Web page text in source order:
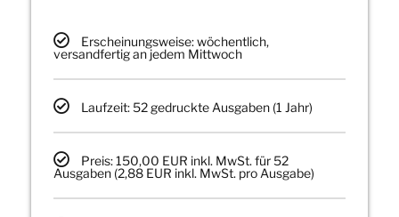
Erscheinungsweise: wöchentlich,
versandfertig an jedem Mittwoch
Laufzeit: 52 gedruckte Ausgaben (1 Jahr)
Preis: 150,00 EUR inkl. MwSt. für 52
Ausgaben (2,88 EUR inkl. MwSt. pro Ausgabe)